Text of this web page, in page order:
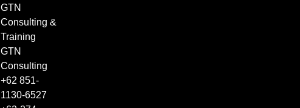
GTN
Consulting &
Training
GTN
Consulting
+62 851-
1130-6527